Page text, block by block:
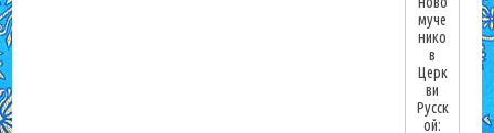
муче
нико
в
Церк
ви
Русск
ой: